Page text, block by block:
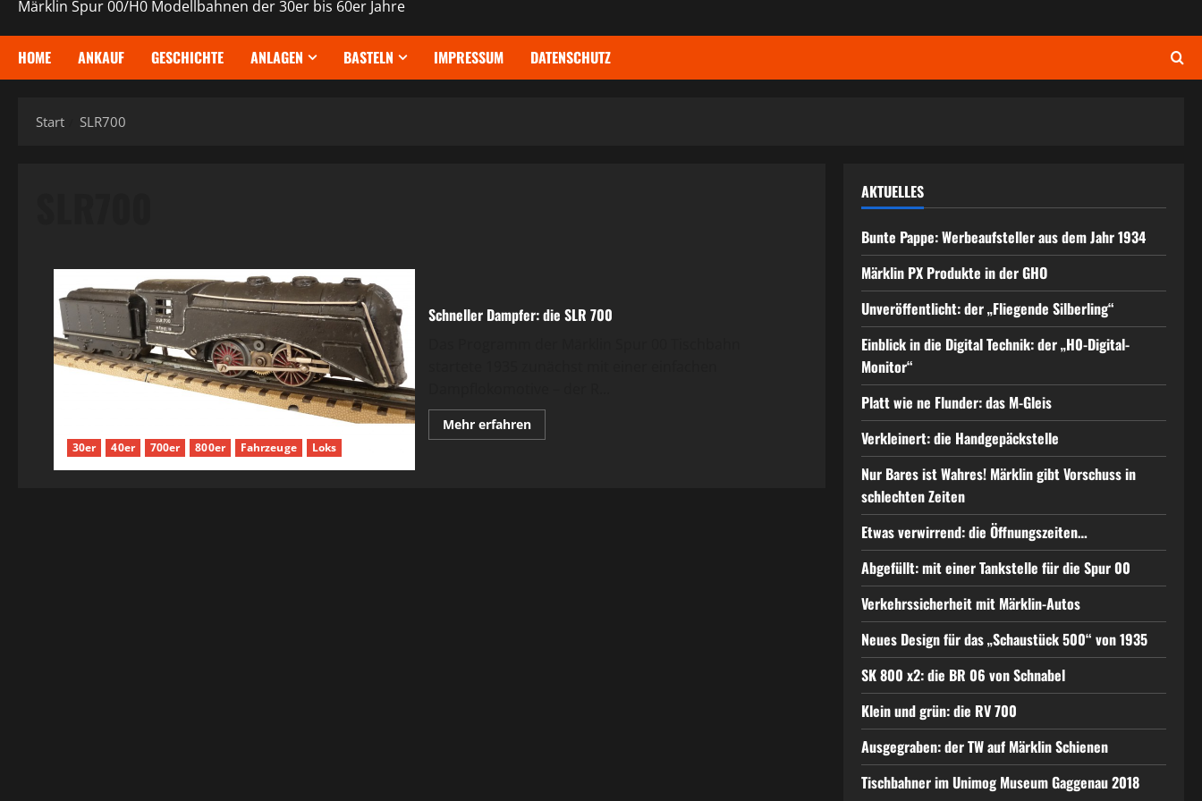
Märklin Spur 00/H0 Modellbahnen der 30er bis 60er Jahre
HOME ANKAUF GESCHICHTE ANLAGEN BASTELN IMPRESSUM DATENSCHUTZ
Start SLR700
30er 40er 700er 800er Fahrzeuge Loks
Schneller Dampfer: die SLR 700
Mehr erfahrenMehr
Informationen
AKTUELLES
Bunte Pappe: Werbeaufsteller aus dem Jahr 1934
Märklin PX Produkte in der GHO
Unveröffentlicht: der „Fliegende Silberling“
Einblick in die Digital Technik: der „H0-Digital-
Monitor“
Platt wie ne Flunder: das M-Gleis
Verkleinert: die Handgepäckstelle
Nur Bares ist Wahres! Märklin gibt Vorschuss in
schlechten Zeiten
Etwas verwirrend: die Öffnungszeiten…
Abgefüllt: mit einer Tankstelle für die Spur 00
Verkehrssicherheit mit Märklin-Autos
Neues Design für das „Schaustück 500“ von 1935
SK 800 x2: die BR 06 von Schnabel
Klein und grün: die RV 700
Ausgegraben: der TW auf Märklin Schienen
Tischbahner im Unimog Museum Gaggenau 2018